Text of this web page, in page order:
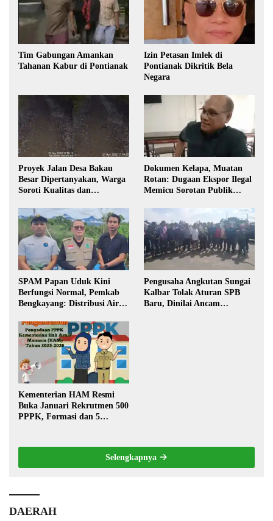
Tim Gabungan Amankan
Tahanan Kabur di Pontianak
Izin Petasan Imlek di
Pontianak Dikritik Bela
Negara
Proyek Jalan Desa Bakau
Besar Dipertanyakan, Warga
Soroti Kualitas dan
Pembangunan
Dokumen Kelapa, Muatan
Rotan: Dugaan Ekspor Ilegal
Memicu Sorotan Publik
SPAM Papan Uduk Kini
Berfungsi Normal, Pemkab
Bengkayang: Distribusi Air
Warga
Pengusaha Angkutan Sungai
Kalbar Tolak Aturan SPB
Baru, Dinilai Ancam
Kementerian HAM Resmi
Buka Januari Rekrutmen 500
PPPK, Formasi dan 5
Selengkapnya
DAERAH